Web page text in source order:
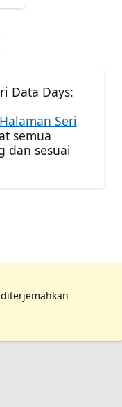
Data Days:
Seri
semua
dan sesuai